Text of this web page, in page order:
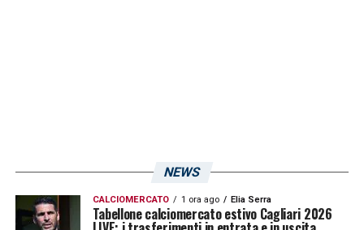
NEWS
CALCIOMERCATO 1 ora ago Elia Serra
Tabellone calciomercato estivo Cagliari 2026